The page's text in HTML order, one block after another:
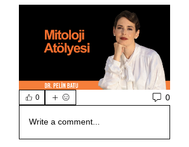
0 0
Write a comment...